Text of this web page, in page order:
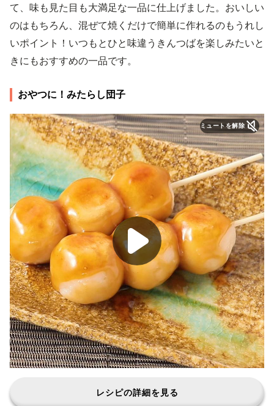
て、味も見た目も大満足な一品に仕上げました。おいしい
のはもちろん、混ぜて焼くだけで簡単に作れるのもうれし
いポイント！いつもとひと味違うきんつばを楽しみたいと
きにもおすすめの一品です。
おやつに！みたらし団子
ミュートを解除
レシピの詳細を見る